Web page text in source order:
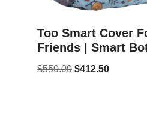
Too Smart Cover
Friends | Smart
$550.00 $412.50